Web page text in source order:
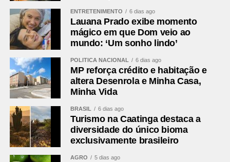
ENTRETENIMENTO 6 dias ago
Lauana Prado exibe momento
mágico em que Dom veio ao
mundo: ‘Um sonho lindo’
POLÍTICA NACIONAL 6 dias ago
MP reforça crédito e habitação e
altera Desenrola e Minha Casa,
Minha Vida
BRASIL 6 dias ago
Turismo na Caatinga destaca a
diversidade do único bioma
exclusivamente brasileiro
AGRO 5 dias ago